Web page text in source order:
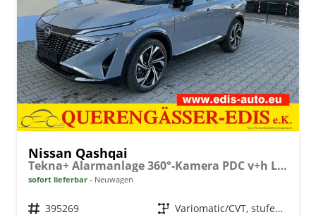
Nissan Qashqai
Tekna+ Alarmanlage 360°-Kamera PDC v+h LED-Scheinwerfer 2-Zonen-Klimaauto. Massagesitze
sofort lieferbar Neuwagen
Fahrzeugnr. 395269 Getriebe
Variomatic/CVT, stufenlos